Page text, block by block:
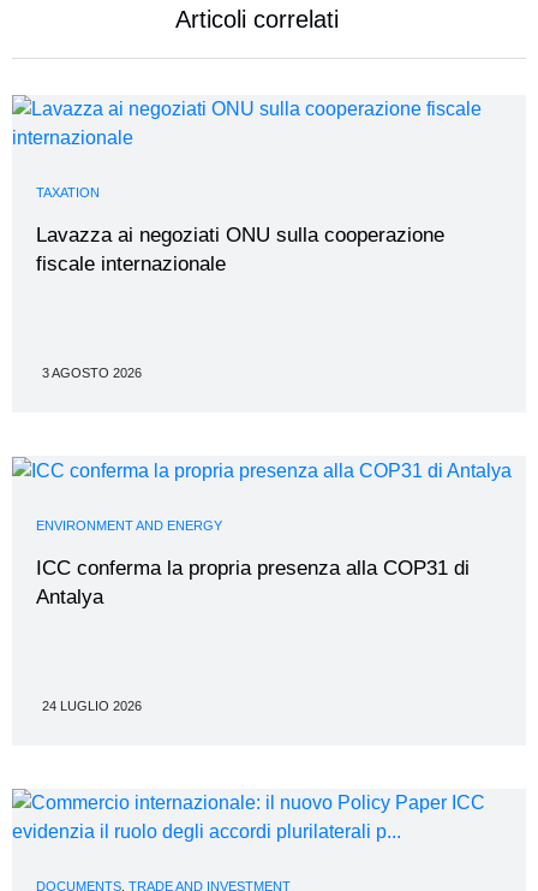
Articoli correlati
TAXATION
Lavazza ai negoziati ONU sulla cooperazione
fiscale internazionale
3 AGOSTO 2026
ENVIRONMENT AND ENERGY
ICC conferma la propria presenza alla COP31 di
Antalya
24 LUGLIO 2026
DOCUMENTS TRADE AND INVESTMENT